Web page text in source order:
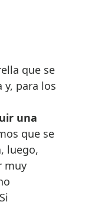
que se
y, para los
una
que se
luego,
muy